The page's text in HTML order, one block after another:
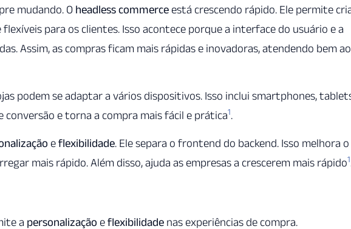
mudando. O headless commerce está crescendo rápido. Ele permite
para os clientes. Isso acontece porque a interface do usuário e a
Assim, as compras ficam mais rápidas e inovadoras, atendendo bem
podem se adaptar a vários dispositivos. Isso inclui smartphones,
conversão e torna a compra mais fácil e prática1.
eflexibilidade. Ele separa o frontend do backend. Isso melhora o
mais rápido. Além disso, ajuda as empresas a crescerem mais rápido1
a personalização eflexibilidade nas experiências de compra.